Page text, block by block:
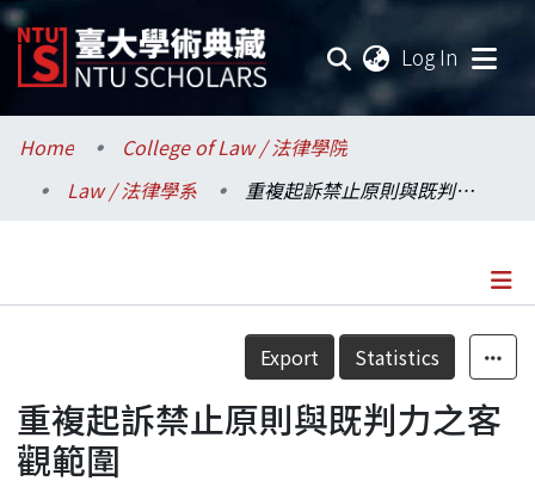
Log In
Communities & Collections
Research Outputs
Statistics
Home
College of Law / 法律學院
Law / 法律學系
重複起訴禁止原則與既判力之客觀範圍
Details
Export Statistics
重複起訴禁止原則與既判力之客
觀範圍